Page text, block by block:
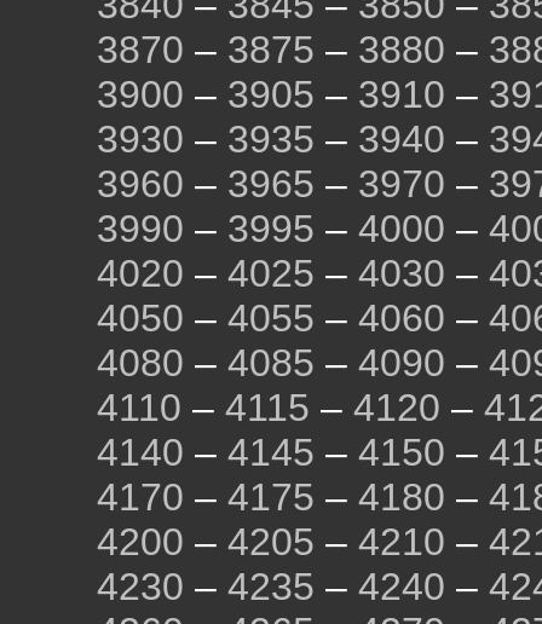
3870 – 3875 – 3880 –
3900 – 3905 – 3910 –
3930 – 3935 – 3940 –
3960 – 3965 – 3970 –
3990 – 3995 – 4000 –
4020 – 4025 – 4030 –
4050 – 4055 – 4060 –
4080 – 4085 – 4090 –
4110 – 4115 – 4120 –
4140 – 4145 – 4150 –
4170 – 4175 – 4180 –
4200 – 4205 – 4210 –
4230 – 4235 – 4240 –